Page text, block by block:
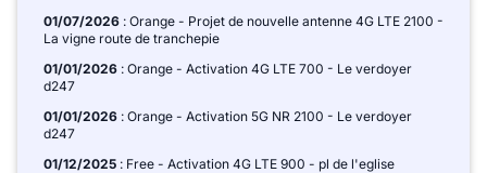
01/07/2026 : Orange - Projet de nouvelle antenne 4G LTE 2100 -
La vigne route de tranchepie
01/01/2026 : Orange - Activation 4G LTE 700 - Le verdoyer
d247
01/01/2026 : Orange - Activation 5G NR 2100 - Le verdoyer
d247
01/12/2025 : Free - Activation 4G LTE 900 - pl de l'eglise